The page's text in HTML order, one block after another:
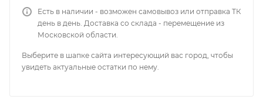
Есть в наличии - возможен самовывоз или отправка ТК
день в день. Доставка со склада - перемещение из
Московской области.
Выберите в шапке сайта интересующий вас город, чтобы
увидеть актуальные остатки по нему.